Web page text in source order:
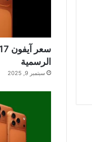
الرسمية
سبتمبر 9, 2025